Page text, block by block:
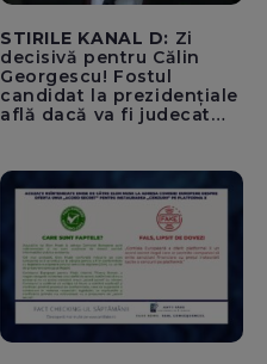
STIRILE KANAL D: Zi
decisivă pentru Călin
Georgescu! Fostul
candidat la prezidențiale
află dacă va fi judecat